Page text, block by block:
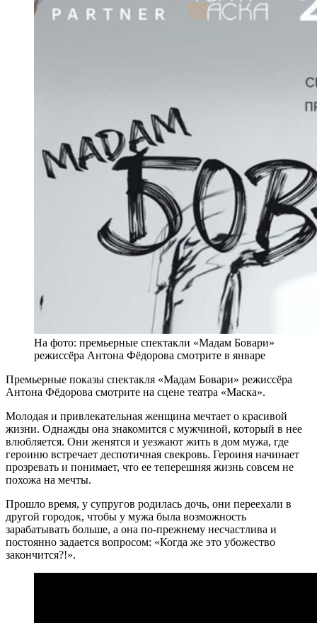
На фото: премьерные спектакли «Мадам Бовари»
режиссёра Антона Фёдорова смотрите в январе
Премьерные показы спектакля «Мадам Бовари» режиссёра
Антона Фёдорова смотрите на сцене театра «Маска».
Молодая и привлекательная женщина мечтает о красивой
жизни. Однажды она знакомится с мужчиной, который в нее
влюбляется. Они женятся и уезжают жить в дом мужа, где
героиню встречает деспотичная свекровь. Героиня начинает
прозревать и понимает, что ее теперешняя жизнь совсем не
похожа на мечты.
Прошло время, у супругов родилась дочь, они переехали в
другой городок, чтобы у мужа была возможность
зарабатывать больше, а она по-прежнему несчастлива и
постоянно задается вопросом: «Когда же это убожество
закончится?!».